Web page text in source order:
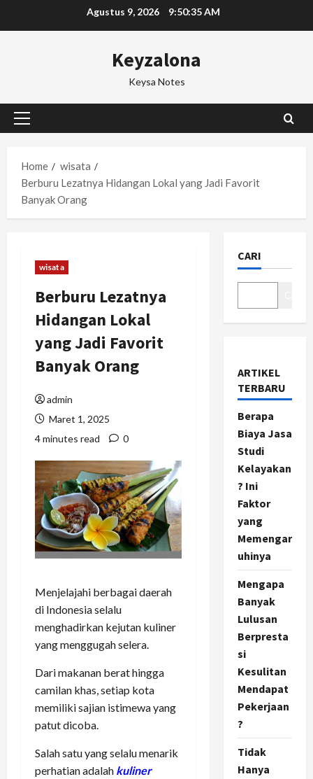
Agustus 9, 2026 9:50:36 AM
Keyzalona
Keysa Notes
Primary
Home
wisata
Berburu Lezatnya Hidangan Lokal yang Jadi Favorit
Banyak Orang
wisata
Berburu Lezatnya
Hidangan Lokal
yang Jadi Favorit
Banyak Orang
admin
Maret 1, 2025
4 minutes read
0
Menjelajahi berbagai daerah
di Indonesia selalu
menghadirkan kejutan kuliner
yang menggugah selera.
Dari makanan berat hingga
camilan khas, setiap kota
memiliki sajian istimewa yang
patut dicoba.
Salah satu yang selalu menarik
perhatian adalah kuliner
CARI
ARTIKEL
TERBARU
Berapa
Biaya Jasa
Studi
Kelayakan
? Ini
Faktor
yang
Memengar
uhinya
Mengapa
Banyak
Lulusan
Berpresta
si
Kesulitan
Mendapat
Pekerjaan
?
Tidak
Hanya